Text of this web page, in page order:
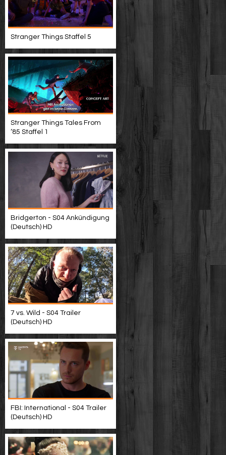
Stranger Things Staffel 5
Stranger Things Tales From
‘85 Staffel 1
Bridgerton - S04 Ankündigung
(Deutsch) HD
7 vs. Wild - S04 Trailer
(Deutsch) HD
FBI: International - S04 Trailer
(Deutsch) HD